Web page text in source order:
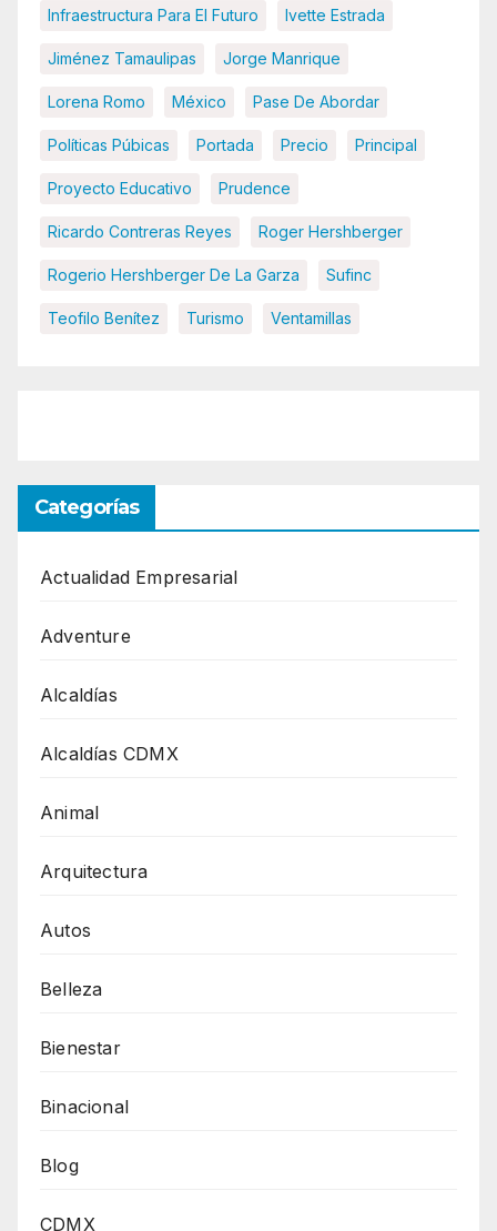
Infraestructura Para El Futuro Ivette Estrada
Jiménez Tamaulipas Jorge Manrique
Lorena Romo México Pase De Abordar
Políticas Púbicas Portada Precio Principal
Proyecto Educativo Prudence
Ricardo Contreras Reyes Roger Hershberger
Rogerio Hershberger De La Garza Sufinc
Teofilo Benítez Turismo Ventamillas
Categorías
Actualidad Empresarial
Adventure
Alcaldías
Alcaldías CDMX
Animal
Arquitectura
Autos
Belleza
Bienestar
Binacional
Blog
CDMX